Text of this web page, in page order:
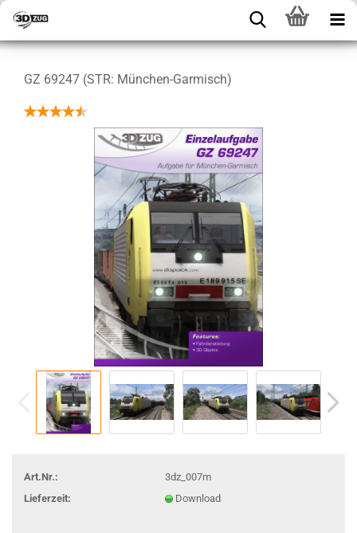
GZ 69247 (STR: München-Garmisch)
Art.Nr.:
3dz_007m
Lieferzeit:
Download